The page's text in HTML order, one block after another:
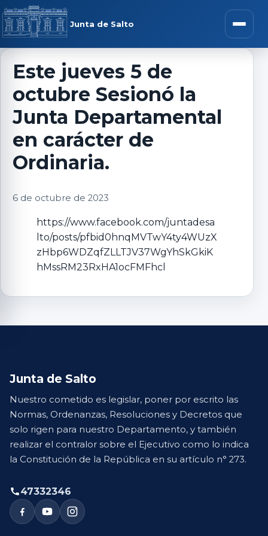
Saltar al contenido
Junta de Salto Abrir
menú
Este jueves 5 de
octubre Sesionó la
Junta Departamental
en carácter de
Ordinaria.
6 de octubre de 2023
https://www.facebook.com/juntadesa
lto/posts/pfbid0hnqMVTwY4ty4WUzX
zHbp6WDZqfZLLTJV37WgYhSkGkiK
hMssRM23RxHA1ocFMFhcl
Junta de Salto
Nuestro cometido es legislar, poner por escrito las
Normas, Ordenanzas, Resoluciones y Decretos que
solo rigen para nuestro Departamento, y también
realizar el contralor sobre el Ejecutivo como lo indica
la Constitución de la República en su artículo n° 273.
47332346